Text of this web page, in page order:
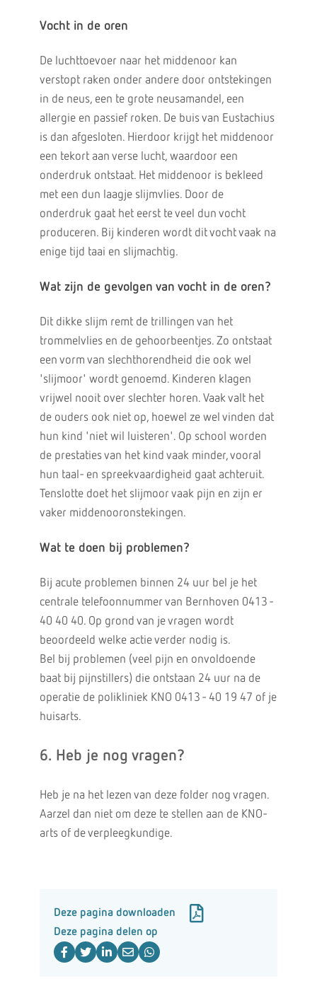
Vocht in de oren
De luchttoevoer naar het middenoor kan
verstopt raken onder andere door ontstekingen
in de neus, een te grote neusamandel, een
allergie en passief roken. De buis van Eustachius
is dan afgesloten. Hierdoor krijgt het middenoor
een tekort aan verse lucht, waardoor een
onderdruk ontstaat. Het middenoor is bekleed
met een dun laagje slijmvlies. Door de
onderdruk gaat het eerst te veel dun vocht
produceren. Bij kinderen wordt dit vocht vaak na
enige tijd taai en slijmachtig.
Wat zijn de gevolgen van vocht in de oren?
Dit dikke slijm remt de trillingen van het
trommelvlies en de gehoorbeentjes. Zo ontstaat
een vorm van slechthorendheid die ook wel
'slijmoor' wordt genoemd. Kinderen klagen
vrijwel nooit over slechter horen. Vaak valt het
de ouders ook niet op, hoewel ze wel vinden dat
hun kind 'niet wil luisteren'. Op school worden
de prestaties van het kind vaak minder, vooral
hun taal- en spreekvaardigheid gaat achteruit.
Tenslotte doet het slijmoor vaak pijn en zijn er
vaker middenooronstekingen.
Wat te doen bij problemen?
Bij acute problemen binnen 24 uur bel je het
centrale telefoonnummer van Bernhoven 0413 -
40 40 40. Op grond van je vragen wordt
beoordeeld welke actie verder nodig is.
Bel bij problemen (veel pijn en onvoldoende
baat bij pijnstillers) die ontstaan 24 uur na de
operatie de polikliniek KNO 0413 - 40 19 47 of je
huisarts.
6. Heb je nog vragen?
Heb je na het lezen van deze folder nog vragen.
Aarzel dan niet om deze te stellen aan de KNO-
arts of de verpleegkundige.
Deze pagina downloaden
Deze pagina delen op